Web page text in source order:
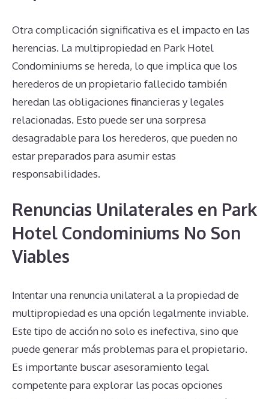
Otra complicación significativa es el impacto en las
herencias. La multipropiedad en Park Hotel
Condominiums se hereda, lo que implica que los
herederos de un propietario fallecido también
heredan las obligaciones financieras y legales
relacionadas. Esto puede ser una sorpresa
desagradable para los herederos, que pueden no
estar preparados para asumir estas
responsabilidades.
Renuncias Unilaterales en Park
Hotel Condominiums No Son
Viables
Intentar una renuncia unilateral a la propiedad de
multipropiedad es una opción legalmente inviable.
Este tipo de acción no solo es inefectiva, sino que
puede generar más problemas para el propietario.
Es importante buscar asesoramiento legal
competente para explorar las pocas opciones